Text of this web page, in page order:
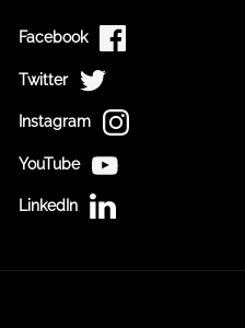
Facebook
Twitter
Instagram
YouTube
LinkedIn